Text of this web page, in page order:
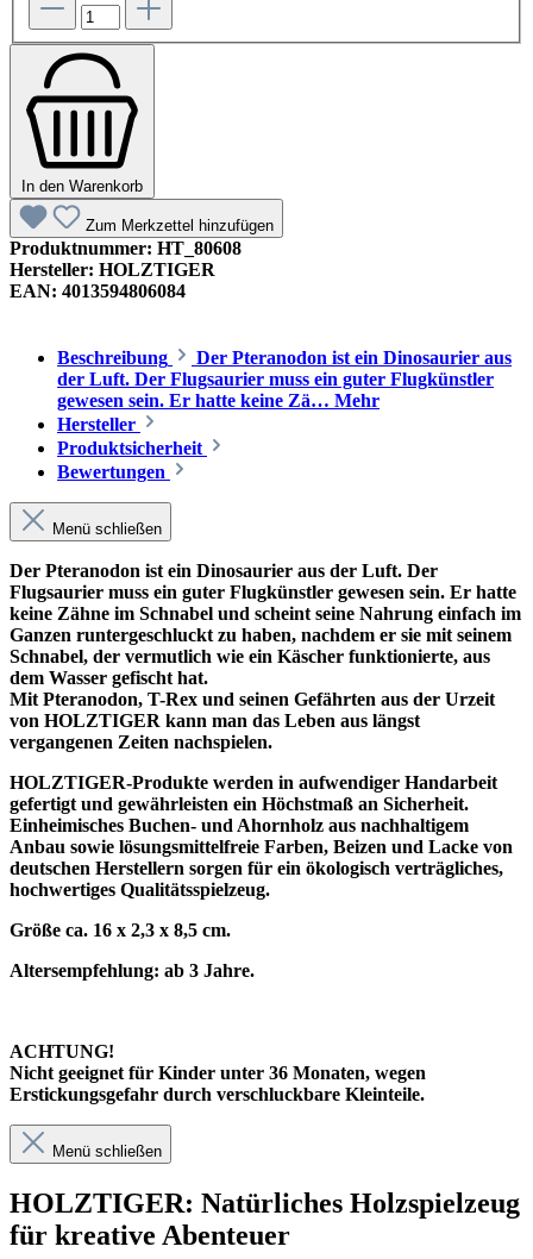
In den Warenkorb
Zum Merkzettel hinzufügen
Produktnummer: HT_80608
Hersteller: HOLZTIGER
EAN: 4013594806084
Beschreibung
Der Pteranodon ist ein Dinosaurier aus
der Luft. Der Flugsaurier muss ein guter Flugkünstler
gewesen sein. Er hatte keine Zä… Mehr
Hersteller
Produktsicherheit
Bewertungen
Menü schließen
Der Pteranodon ist ein Dinosaurier aus der Luft. Der
Flugsaurier muss ein guter Flugkünstler gewesen sein. Er hatte
keine Zähne im Schnabel und scheint seine Nahrung einfach im
Ganzen runtergeschluckt zu haben, nachdem er sie mit seinem
Schnabel, der vermutlich wie ein Käscher funktionierte, aus
dem Wasser gefischt hat.
Mit Pteranodon, T-Rex und seinen Gefährten aus der Urzeit
von HOLZTIGER kann man das Leben aus längst
vergangenen Zeiten nachspielen.
HOLZTIGER-Produkte werden in aufwendiger Handarbeit
gefertigt und gewährleisten ein Höchstmaß an Sicherheit.
Einheimisches Buchen- und Ahornholz aus nachhaltigem
Anbau sowie lösungsmittelfreie Farben, Beizen und Lacke von
deutschen Herstellern sorgen für ein ökologisch verträgliches,
hochwertiges Qualitätsspielzeug.
Größe ca. 16 x 2,3 x 8,5 cm.
Altersempfehlung: ab 3 Jahre.
ACHTUNG!
Nicht geeignet für Kinder unter 36 Monaten, wegen
Erstickungsgefahr durch verschluckbare Kleinteile.
Menü schließen
HOLZTIGER: Natürliches Holzspielzeug
für kreative Abenteuer